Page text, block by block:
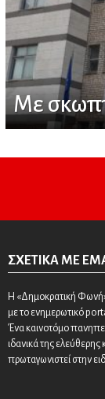
Με
ΣΧΕΤΙΚΆ ΜΕ
Η «Δημοκρατική Φωνή»
με το ενημερωτικό
Ένα καινοτόμο
ιδανικά της
πρωταγωνιστεί στην